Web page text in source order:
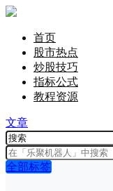
首页
股市热点
炒股技巧
指标公式
教程资源
文章
全部标签